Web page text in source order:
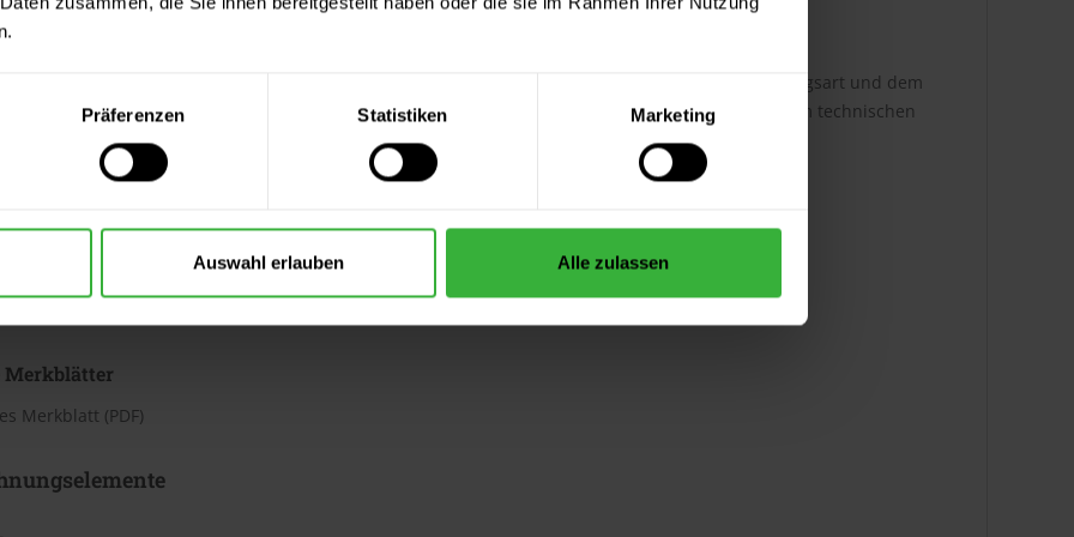
Präferenzen Statistiken Marketing
Auswahl erlauben Alle zulassen
beträgt laut Hersteller ca. 3,13 bis 4,37 m²/Liter. Der Verbrauch ist dabei abhängig von der Auftragsart und dem
diesen Verbrauchszahlen handelt es sich um Richtwerte. Weitere Infos entnehmen Sie bitte dem technischen
& Dokumente
Merkblätter
Merkblatt (PDF)